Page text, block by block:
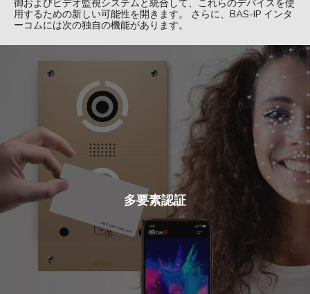
御およびビデオ監視システムと統合して、これらのデバイスを使
用するための新しい可能性を開きます。 さらに、BAS-IP インタ
ーコムには次の独自の機能があります。
多要素認証